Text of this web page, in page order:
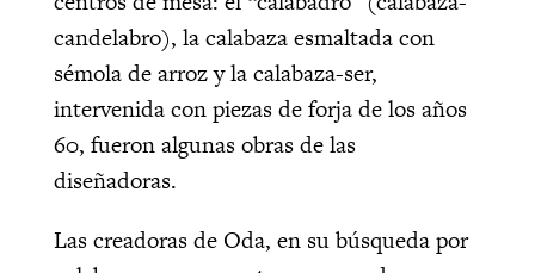
candelabro), la calabaza esmaltada con
sémola de arroz y la calabaza-ser,
intervenida con piezas de forja de los años
60, fueron algunas obras de las
diseñadoras.
Las creadoras de Oda, en su búsqueda por